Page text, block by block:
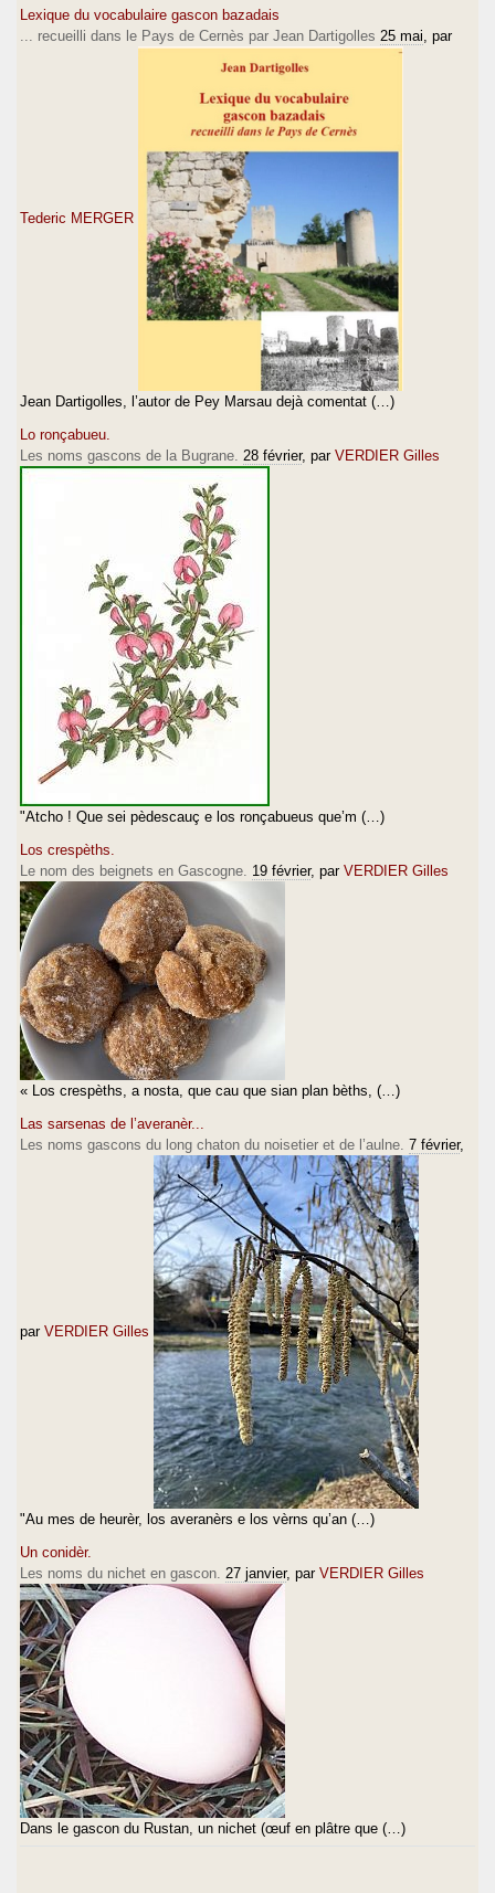
Lexique du vocabulaire gascon bazadais
... recueilli dans le Pays de Cernès par Jean Dartigolles 25 mai , par
Tederic MERGER
Jean Dartigolles, l’autor de Pey Marsau dejà comentat (…)
Lo ronçabueu.
Les noms gascons de la Bugrane. 28 février, par VERDIER Gilles
"Atcho ! Que sei pèdescauç e los ronçabueus que’m (…)
Los crespèths.
Le nom des beignets en Gascogne. 19 février, par VERDIER Gilles
« Los crespèths, a nosta, que cau que sian plan bèths, (…)
Las sarsenas de l’averanèr...
Les noms gascons du long chaton du noisetier et de l’aulne. 7 février,
par VERDIER Gilles
"Au mes de heurèr, los averanèrs e los vèrns qu’an (…)
Un conidèr.
Les noms du nichet en gascon. 27 janvier, par VERDIER Gilles
Dans le gascon du Rustan, un nichet (œuf en plâtre que (…)